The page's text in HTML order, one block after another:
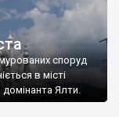
споруд
в місті
Ялти.